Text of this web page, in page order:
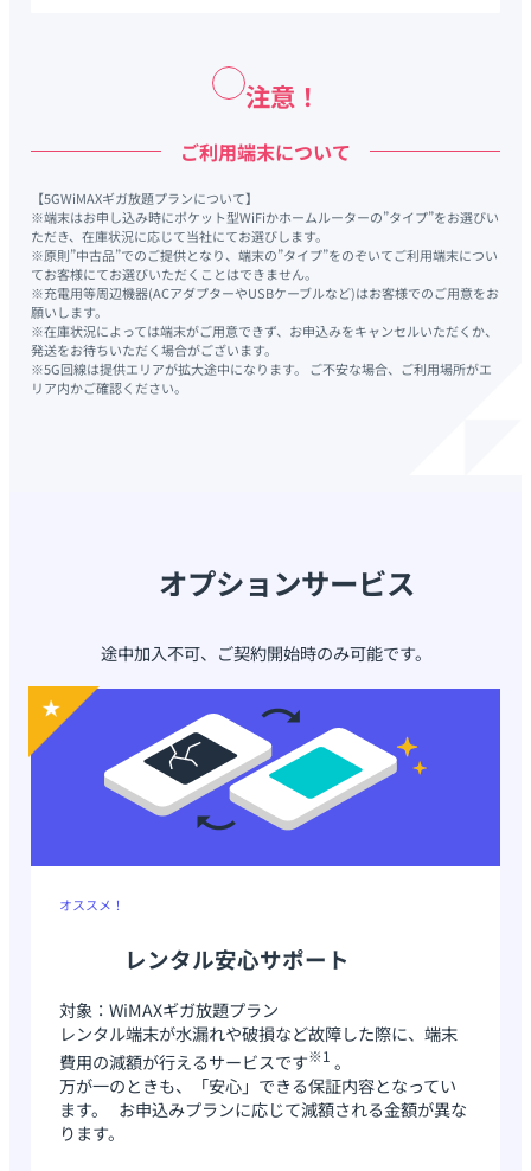
注意！
ご利用端末について
【5GWiMAXギガ放題プランについて】
※端末はお申し込み時にポケット型WiFiかホームルーターの”タイプ”をお選びい
ただき、在庫状況に応じて当社にてお選びします。
※原則”中古品”でのご提供となり、端末の”タイプ”をのぞいてご利用端末につい
てお客様にてお選びいただくことはできません。
※充電用等周辺機器(ACアダプターやUSBケーブルなど)はお客様でのご用意をお
願いします。
※在庫状況によっては端末がご用意できず、お申込みをキャンセルいただくか、
発送をお待ちいただく場合がございます。
※5G回線は提供エリアが拡大途中になります。 ご不安な場合、ご利用場所がエ
リア内かご確認ください。
オプションサービス
途中加入不可、ご契約開始時のみ可能です。
オススメ！
レンタル安心サポート
対象：WiMAXギガ放題プラン
レンタル端末が水漏れや破損など故障した際に、端末
費用の減額が行えるサービスです※1 。
万が一のときも、「安心」できる保証内容となってい
ます。 お申込みプランに応じて減額される金額が異な
ります。